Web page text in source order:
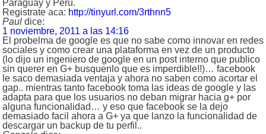
Paraguay y Peru.
Registrate aca: http://tinyurl.com/3rthnn5
Paul dice:
1 noviembre, 2011 a las 14:16
El probelma de google es que no sabe como innovar en redes
sociales y como crear una plataforma en vez de un producto
(lo dijo un ingeniero de google en un post interno que publico
sin querer en G+ busquenlo que es imperdible!!)… facebook
le saco demasiada ventaja y ahora no saben como acortar el
gap.. mientras tanto facebook toma las ideas de google y las
adapta para que los usuarios no deban migrar hacia g+ por
alguna funcionalidad… y eso que facebook se la dejo
demasiado facil ahora a G+ ya que lanzo la funcionalidad de
descargar un backup de tu perfil..